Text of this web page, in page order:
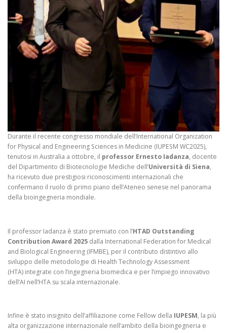
Durante il recente congresso mondiale dell’International Organization
for Physical and Engineering Sciences in Medicine (IUPESM WC2025),
tenutosi in Australia a ottobre, il professor Ernesto Iadanza, docente
del Dipartimento di Biotecnologie Mediche dell’Università di Siena,
ha ricevuto due prestigiosi riconoscimenti internazionali che
confermano il ruolo di primo piano dell’Ateneo senese nel panorama
della bioingegneria mondiale.
Il professor Iadanza è stato premiato con l’HTAD Outstanding
Contribution Award 2025 dalla International Federation for Medical
and Biological Engineering (IFMBE), per il contributo distintivo allo
sviluppo delle metodologie di Health Technology Assessment
(HTA) integrate con l’ingegneria biomedica e per l’impiego innovativo
dell’AI nell’HTA su scala internazionale.
Infine è stato insignito dell’affiliazione come Fellow della IUPESM, la più
alta organizzazione internazionale nell’ambito della bioingegneria e